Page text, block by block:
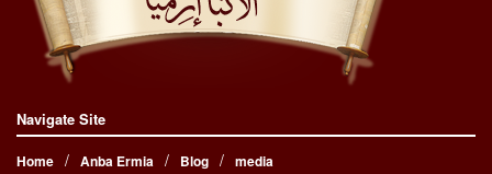
Navigate Site
Home Anba Ermia Blog media